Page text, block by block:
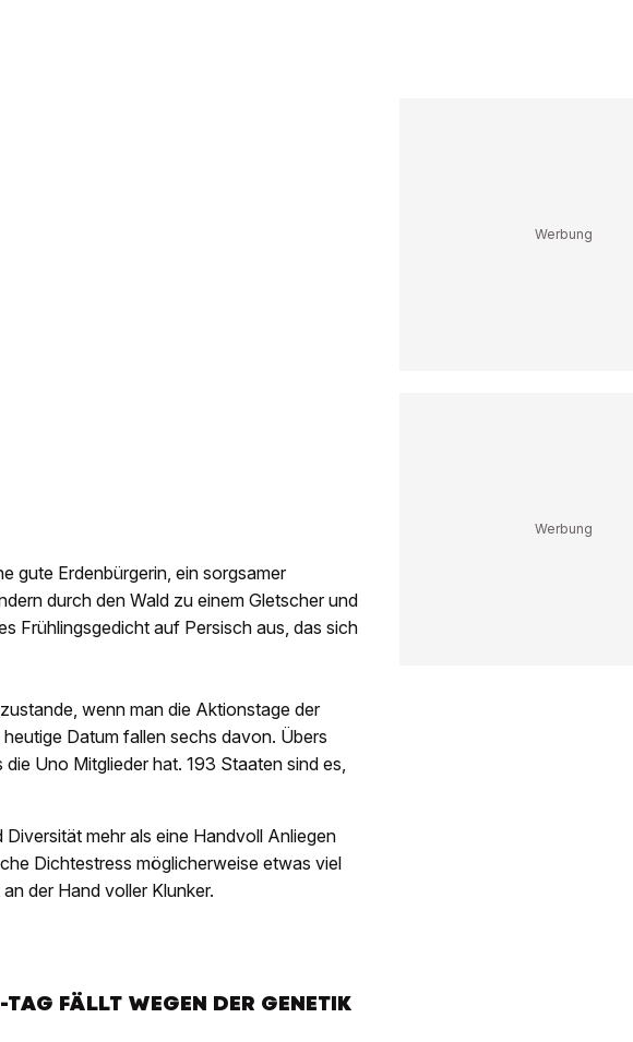
gute Erdenbürgerin, ein sorgsamer
durch den Wald zu einem Gletscher und
Frühlingsgedicht auf Persisch aus, das sich
wenn man die Aktionstage der
Datum fallen sechs davon. Übers
Uno Mitglieder hat. 193 Staaten sind es,
mehr als eine Handvoll Anliegen
Dichtestress möglicherweise etwas viel
der Hand voller Klunker.
FÄLLT WEGEN DER GENETIK